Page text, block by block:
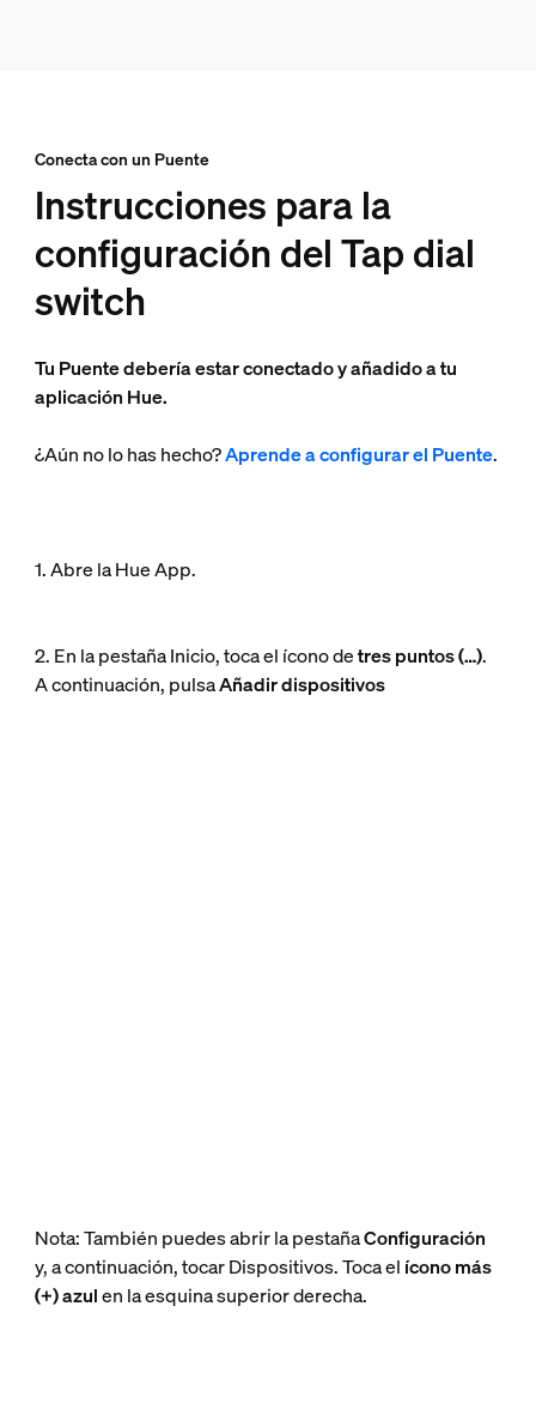
Conecta con un Puente
Instrucciones para la
configuración del Tap dial
switch
Tu Puente debería estar conectado y añadido a tu
aplicación Hue.
¿Aún no lo has hecho?Aprende a configurar el Puente.
1. Abre la Hue App.
2. En la pestaña Inicio, toca el ícono detres puntos (…).
A continuación, pulsaAñadir dispositivos
Nota: También puedes abrir la pestañaConfiguración
y, a continuación, tocar Dispositivos. Toca el ícono más
(+) azulen la esquina superior derecha.